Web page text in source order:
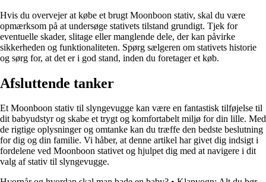
Hvis du overvejer at købe et brugt Moonboon stativ, skal du være
opmærksom på at undersøge stativets tilstand grundigt. Tjek for
eventuelle skader, slitage eller manglende dele, der kan påvirke
sikkerheden og funktionaliteten. Spørg sælgeren om stativets historie
og sørg for, at det er i god stand, inden du foretager et køb.
Afsluttende tanker
Et Moonboon stativ til slyngevugge kan være en fantastisk tilføjelse til
dit babyudstyr og skabe et trygt og komfortabelt miljø for din lille. Med
de rigtige oplysninger og omtanke kan du træffe den bedste beslutning
for dig og din familie. Vi håber, at denne artikel har givet dig indsigt i
fordelene ved Moonboon stativet og hjulpet dig med at navigere i dit
valg af stativ til slyngevugge.